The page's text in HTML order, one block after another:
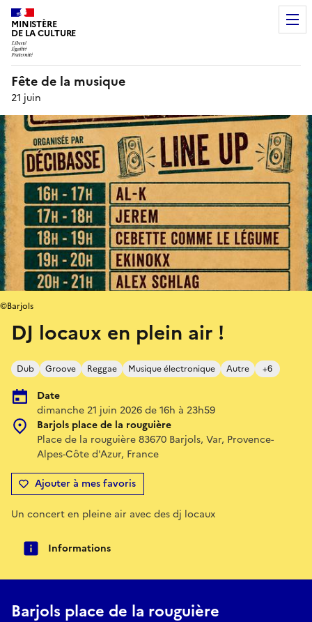
MINISTÈRE
DE LA CULTURE
Fête de la musique
21 juin
DJ locaux en plein air !
Dub Groove Reggae Musique électronique Autre +6
Date
dimanche 21 juin 2026 de 16h à 23h59
Barjols place de la rouguière
Place de la rouguière 83670 Barjols, Var, Provence-
Alpes-Côte d'Azur, France
Ajouter à mes favoris
©Barjols
Un concert en pleine air avec des dj locaux
Informations
Barjols place de la rouguière